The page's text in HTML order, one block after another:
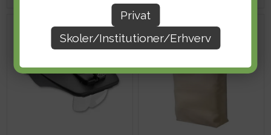
Privat
Skoler/Institutioner/Erhverv